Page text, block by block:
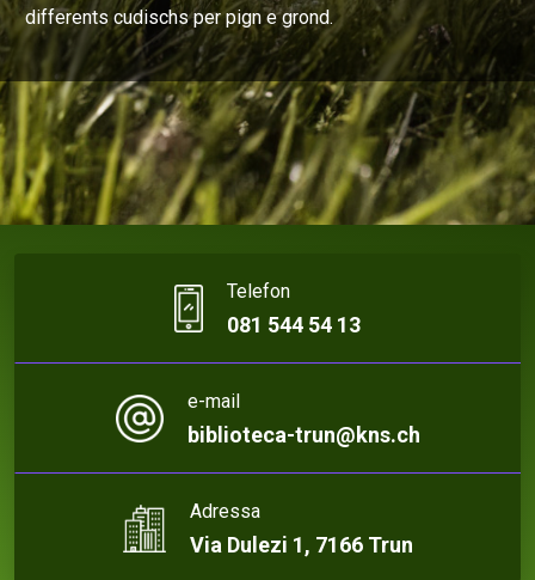
differents cudischs per pign e grond.
Telefon
081 544 54 13
e-mail
biblioteca-trun@kns.ch
Adressa
Via Dulezi 1, 7166 Trun